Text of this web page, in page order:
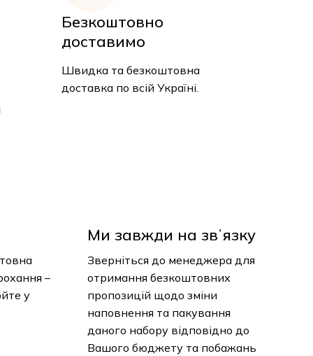
Безкоштовно
доставимо
Швидка та безкоштовна
доставка по всій Україні.
у
Ми завжди на звʼязку
Зверніться до менеджера для
отримання безкоштовних
пропозицій щодо зміни
наповнення та пакування
даного набору відповідно до
Вашого бюджету та побажань